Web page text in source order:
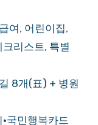
여, 어린이집,
크리스트 , 특별
8개(표) + 병원
국민행복카드